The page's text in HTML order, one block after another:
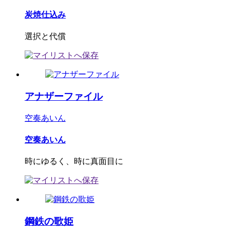
炭焼仕込み
選択と代償
アナザーファイル
空奏あいん
空奏あいん
時にゆるく、時に真面目に
鋼鉄の歌姫